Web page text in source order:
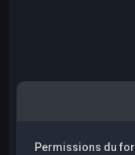
Permissions du